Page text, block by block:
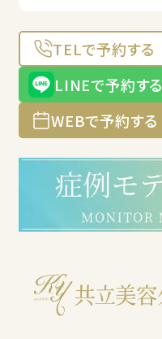
TELで予約する
LINEで予約する
WEBで予約する